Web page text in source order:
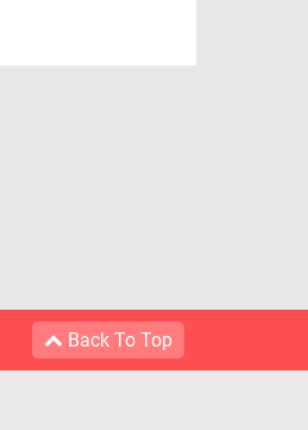
Back To Top